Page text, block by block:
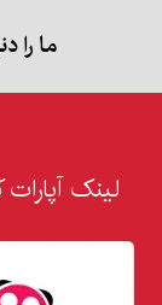
ما را
لینک آپارات